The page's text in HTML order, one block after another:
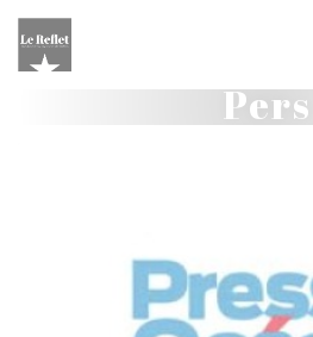
Cookies beheer paneel
Pers